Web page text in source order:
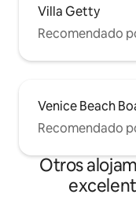
Villa Getty
Recomendado
Venice Beach
Recomendado
Otros